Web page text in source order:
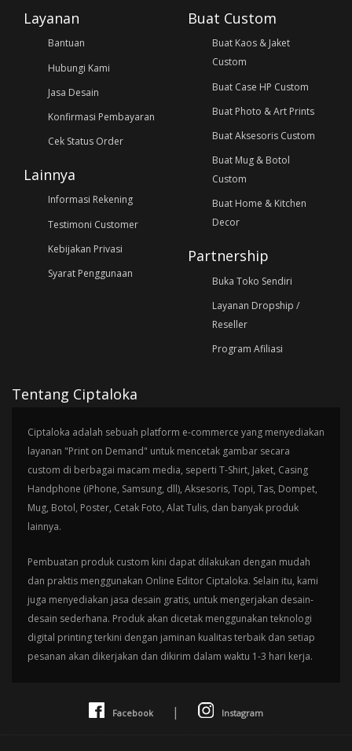
Layanan
Bantuan
Hubungi Kami
Jasa Desain
Konfirmasi Pembayaran
Cek Status Order
Lainnya
Informasi Rekening
Testimoni Customer
Kebijakan Privasi
Syarat Penggunaan
Buat Custom
Buat Kaos & Jaket
Custom
Buat Case HP Custom
Buat Photo & Art Prints
Buat Aksesoris Custom
Buat Mug & Botol
Custom
Buat Home & Kitchen
Decor
Partnership
Buka Toko Sendiri
Layanan Dropship /
Reseller
Program Afiliasi
Tentang Ciptaloka
Ciptaloka adalah sebuah platform e-commerce yang menyediakan
layanan "Print on Demand" untuk mencetak gambar secara
custom di berbagai macam media, seperti T-Shirt, Jaket, Casing
Handphone (iPhone, Samsung, dll), Aksesoris, Topi, Tas, Dompet,
Mug, Botol, Poster, Cetak Foto, Alat Tulis, dan banyak produk
lainnya.
Pembuatan produk custom kini dapat dilakukan dengan mudah
dan praktis menggunakan Online Editor Ciptaloka. Selain itu, kami
juga menyediakan jasa desain gratis, untuk mengerjakan desain-
desain sederhana. Produk akan dicetak menggunakan teknologi
digital printing terkini dengan jaminan kualitas terbaik dan setiap
pesanan akan dikerjakan dan dikirim dalam waktu 1-3 hari kerja.
Facebook | Instagram